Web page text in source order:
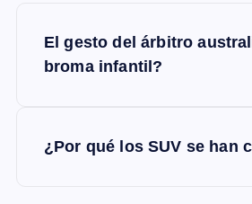
NEl gesto del árbitro
broma infantil?
¿Por qué los SUV se han